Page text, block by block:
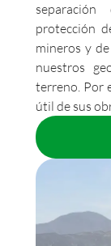
protección
mineros y
nuestros
terreno. Por
útil de sus